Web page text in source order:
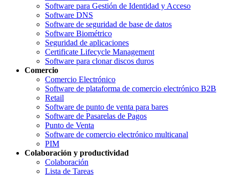
Software para Gestión de Identidad y Acceso
Software DNS
Software de seguridad de base de datos
Software Biométrico
Seguridad de aplicaciones
Certificate Lifecycle Management
Software para clonar discos duros
Comercio
Comercio Electrónico
Software de plataforma de comercio electrónico B2B
Retail
Software de punto de venta para bares
Software de Pasarelas de Pagos
Punto de Venta
Software de comercio electrónico multicanal
PIM
Colaboración y productividad
Colaboración
Lista de Tareas